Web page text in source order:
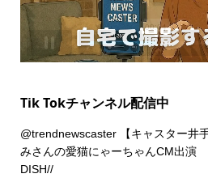
Tik Tokチャンネル配信中
@trendnewscaster【キャスター井
みさんの愛猫にゃーちゃんCM出
DISH//